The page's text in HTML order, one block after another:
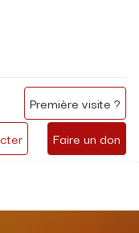
Faire un don
Première visite ?